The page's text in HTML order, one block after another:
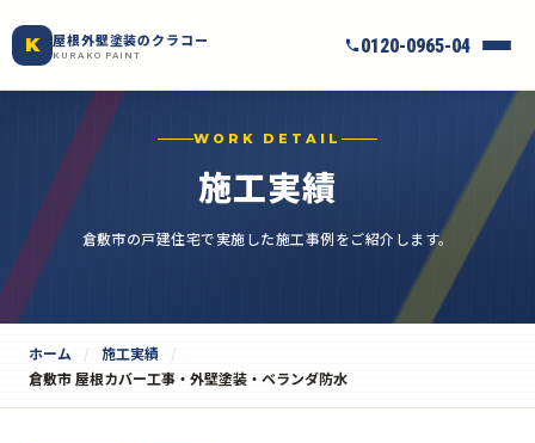
K 屋根外壁塗装のクラコー
KURAKO PAINT 0120-0965-04
WORK DETAIL
施工実績
倉敷市の戸建住宅で実施した施工事例をご紹介します。
ホーム
施工実績
倉敷市 屋根カバー工事・外壁塗装・ベランダ防水